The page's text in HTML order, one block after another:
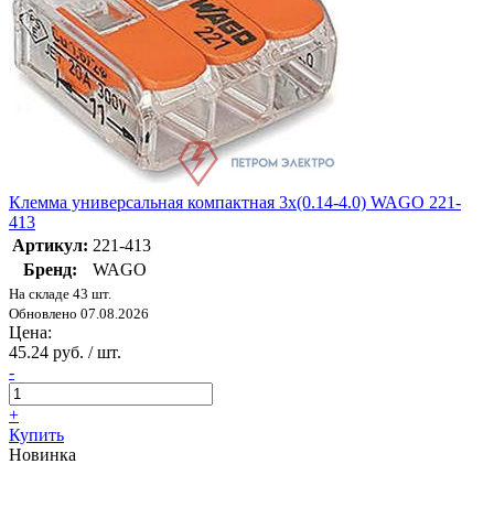
Клемма универсальная компактная 3х(0.14-4.0) WAGO 221-
413
Артикул: 221-413
Бренд:
WAGO
На складе 43 шт.
Обновлено 07.08.2026
Цена:
45.24 руб. / шт.
-
+
Купить
Новинка